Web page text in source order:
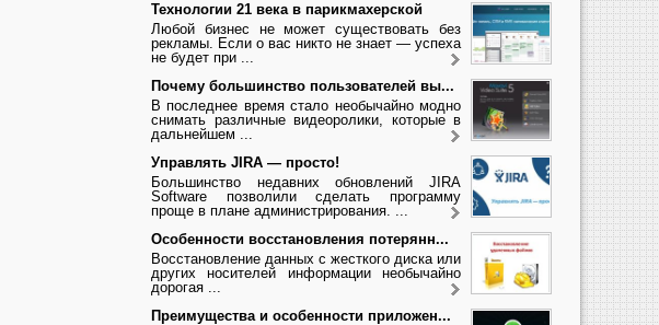
Технологии 21 века в парикмахерской
Любой бизнес не может существовать без
рекламы. Если о вас никто не знает — успеха
не будет при ...
Почему большинство пользователей вы...
В последнее время стало необычайно модно
снимать различные видеоролики, которые в
дальнейшем ...
Управлять JIRA — просто!
Большинство недавних обновлений JIRA
Software позволили сделать программу
проще в плане администрирования. ...
Особенности восстановления потерянн...
Восстановление данных с жесткого диска или
других носителей информации необычайно
дорогая ...
Преимущества и особенности приложен...